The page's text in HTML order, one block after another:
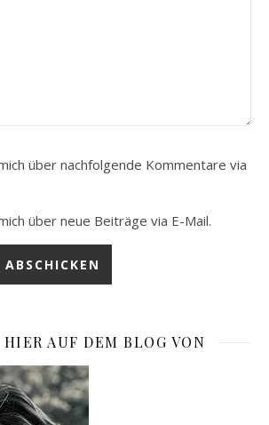
über nachfolgende Kommentare via
über neue Beiträge via E-Mail.
AUF DEM BLOG VON